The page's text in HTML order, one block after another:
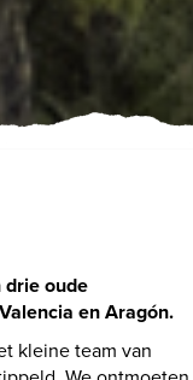
drie oude
en Aragón.
kleine team van